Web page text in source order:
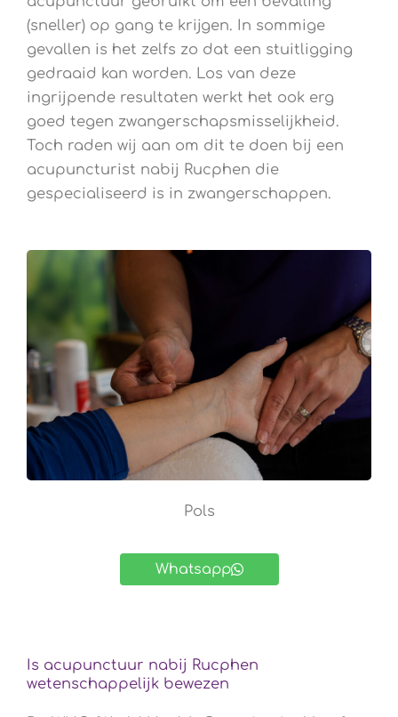
(sneller) op gang te krijgen. In sommige
gevallen is het zelfs zo dat een stuitligging
gedraaid kan worden. Los van deze
ingrijpende resultaten werkt het ook erg
goed tegen zwangerschapsmisselijkheid.
Toch raden wij aan om dit te doen bij een
acupuncturist nabij Rucphen die
gespecialiseerd is in zwangerschappen.
Pols
Whatsapp
Is acupunctuur nabij Rucphen
wetenschappelijk bewezen